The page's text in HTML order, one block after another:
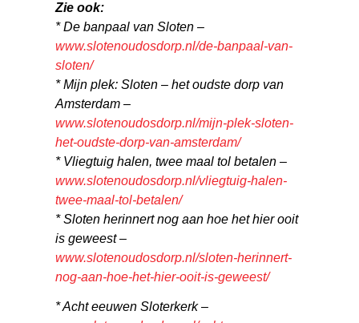
Zie ook:
* De banpaal van Sloten –
www.slotenoudosdorp.nl/de-banpaal-van-
sloten/
* Mijn plek: Sloten – het oudste dorp van
Amsterdam –
www.slotenoudosdorp.nl/mijn-plek-sloten-
het-oudste-dorp-van-amsterdam/
* Vliegtuig halen, twee maal tol betalen –
www.slotenoudosdorp.nl/vliegtuig-halen-
twee-maal-tol-betalen/
* Sloten herinnert nog aan hoe het hier ooit
is geweest –
www.slotenoudosdorp.nl/sloten-herinnert-
nog-aan-hoe-het-hier-ooit-is-geweest/
* Acht eeuwen Sloterkerk –